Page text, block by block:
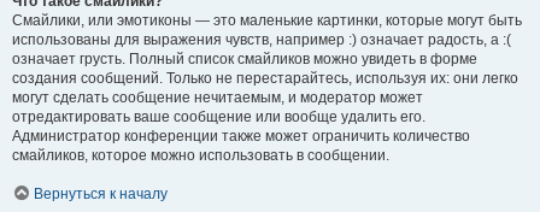
Смайлики, или эмотиконы — это маленькие картинки, которые могут быть
использованы для выражения чувств, например :) означает радость, а :(
означает грусть. Полный список смайликов можно увидеть в форме
создания сообщений. Только не перестарайтесь, используя их: они легко
могут сделать сообщение нечитаемым, и модератор может
отредактировать ваше сообщение или вообще удалить его.
Администратор конференции также может ограничить количество
смайликов, которое можно использовать в сообщении.
Вернуться к началу